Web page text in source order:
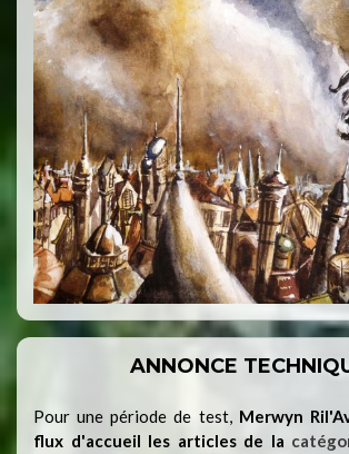
ANNONCE
Pour une période de test,Merwyn
flux d'accueil les articles de la